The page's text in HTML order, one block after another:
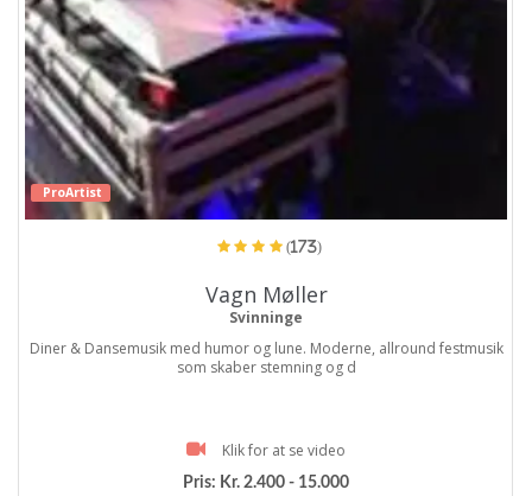
ProArtist
(173)
Vagn Møller
Svinninge
Diner & Dansemusik med humor og lune. Moderne, allround festmusik
som skaber stemning og d
Klik for at se video
Pris: Kr. 2.400 - 15.000